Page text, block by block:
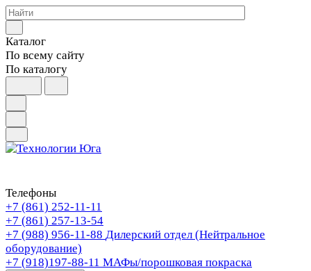
Каталог
По всему сайту
По каталогу
Телефоны
+7 (861) 252-11-11
+7 (861) 257-13-54
+7 (988) 956-11-88 Дилерский отдел (Нейтральное
оборудование)
+7 (918)197-88-11 МАФы/порошковая покраска